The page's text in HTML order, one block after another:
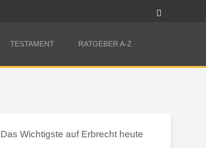
TESTAMENT RATGEBER A-Z
Das Wichtigste auf Erbrecht heute